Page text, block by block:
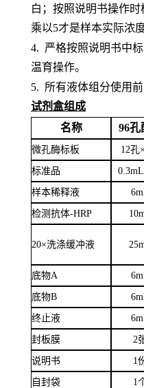
白；按照说明书操作
乘以5才是样本实际浓
4. 严格按照说明书中
温育操作。
5. 所有液体组分使用前
试剂盒组成
名称
96孔
微孔酶标板 12孔
标准品
样本稀释液 6
检测抗体-HRP
20×洗涤缓冲液
底物A
底物B
终止液
封板膜 2
说明书 1
自封袋 1